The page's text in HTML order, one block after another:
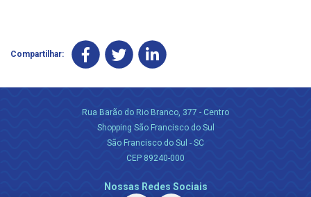
Compartilhar:
Rua Barão do Rio Branco, 377 - Centro
Shopping São Francisco do Sul
São Francisco do Sul - SC
CEP 89240-000
Nossas Redes Sociais